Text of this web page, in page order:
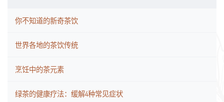
你不知道的新奇茶饮
世界各地的茶饮传统
烹饪中的茶元素
绿茶的健康疗法：缓解4种常见症状